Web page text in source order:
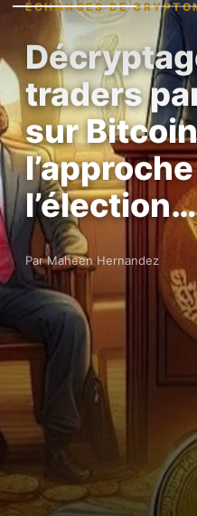
ÉCHANGES DE
traders
sur
l’élection…
Par Maheen Hernandez